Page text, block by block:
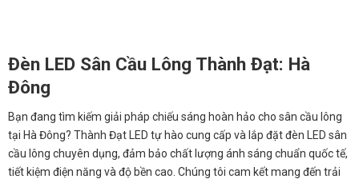
Đèn LED Sân Cầu Lông Thành Đạt: Hà
Đông
Bạn đang tìm kiếm giải pháp chiếu sáng hoàn hảo cho sân cầu lông
tại Hà Đông? Thành Đạt LED tự hào cung cấp và lắp đặt đèn LED sân
cầu lông chuyên dụng, đảm bảo chất lượng ánh sáng chuẩn quốc tế,
tiết kiệm điện năng và độ bền cao. Chúng tôi cam kết mang đến trải